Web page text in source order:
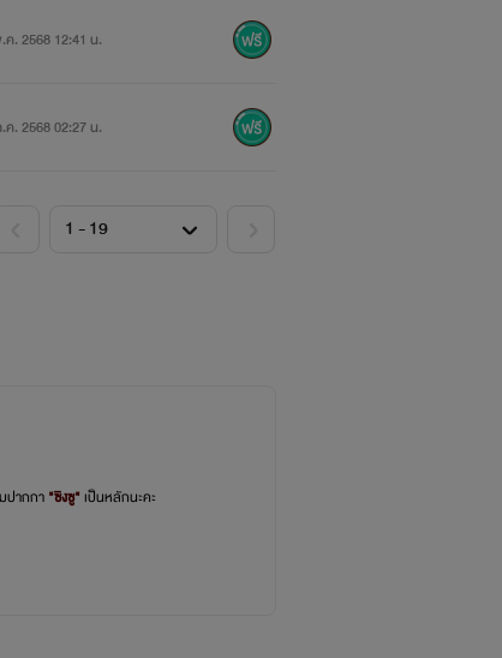
ค. 2568 12:41 น.
ค. 2568 02:27 น.
ปากกา"ซิงซู" เป็นหลักนะคะ